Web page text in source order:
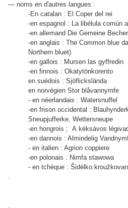
— noms en d'autres langues :
-En catalan : El Coper del rei
-en espagnol : La libélula común
-en allemand Die Gemeine
-en anglais : The Common blue
Northern bluet)
-en gallois : Mursen las gyffredin
-en finnois : Okatytönkorento
en suédois : Sjöflickslända
en norvégien Stor blåvannymfe
- en néerlandais : Watersnuffel
-en frison occidental :
Sneupjufferke, Wettersneupe
-en hongrois ; A kéksávos
-en dannois : Almindelig
- en italien : Agrion coppiere
-en polonais : Nimfa stawowa
- en tchèque : Šidélko